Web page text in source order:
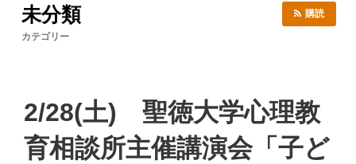
未分類
カテゴリー
購読
2/28(土) 聖徳大学心理教
育相談所主催講演会「子ど